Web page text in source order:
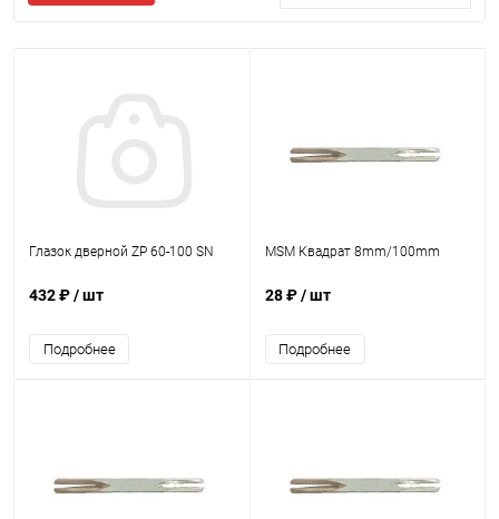
Глазок дверной ZP 60-100 SN
432 ₽/ шт
Подробнее
MSM Квадрат 8mm/100mm
28 ₽/ шт
Подробнее